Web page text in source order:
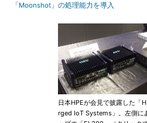
「Moonshot」の処理能力を導入
日本HPEが会見で披露した「
rged IoT Systems」。左側に